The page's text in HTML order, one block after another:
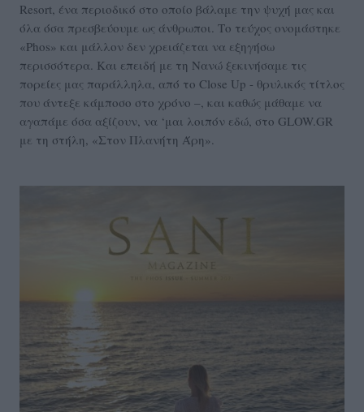
Resort, ένα περιοδικό στο οποίο βάλαμε την ψυχή μας και
όλα όσα πρεσβεύουμε ως άνθρωποι. Το τεύχος ονομάστηκε
«Phos» και μάλλον δεν χρειάζεται να εξηγήσω
περισσότερα. Και επειδή με τη Νανώ ξεκινήσαμε τις
πορείες μας παράλληλα, από το Close Up - θρυλικός τίτλος
που άντεξε κάμποσο στο χρόνο –, και καθώς μάθαμε να
αγαπάμε όσα αξίζουν, να ‘μαι λοιπόν εδώ, στο GLOW.GR
με τη στήλη, «Στον Πλανήτη Άρη».